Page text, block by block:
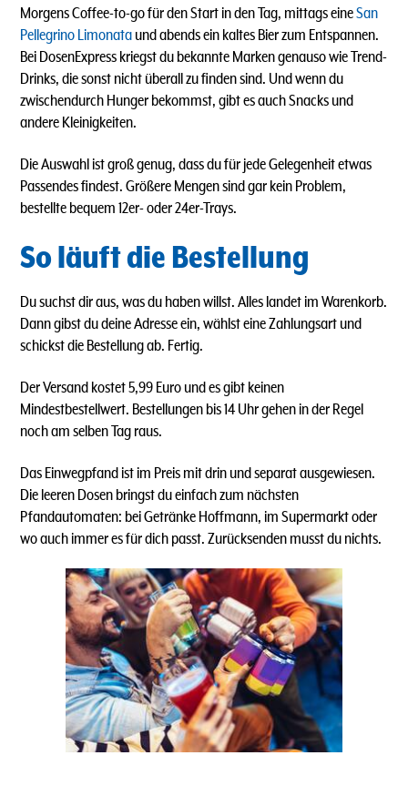
Morgens Coffee-to-go für den Start in den Tag, mittags eineSan
Pellegrino Limonata und abends ein kaltes Bier zum Entspannen.
Bei DosenExpress kriegst du bekannte Marken genauso wie Trend-
Drinks, die sonst nicht überall zu finden sind. Und wenn du
zwischendurch Hunger bekommst, gibt es auch Snacks und
andere Kleinigkeiten.
Die Auswahl ist groß genug, dass du für jede Gelegenheit etwas
Passendes findest. Größere Mengen sind gar kein Problem,
bestellte bequem 12er- oder 24er-Trays.
So läuft die Bestellung
Du suchst dir aus, was du haben willst. Alles landet im Warenkorb.
Dann gibst du deine Adresse ein, wählst eine Zahlungsart und
schickst die Bestellung ab. Fertig.
Der Versand kostet 5,99 Euro und es gibt keinen
Mindestbestellwert. Bestellungen bis 14 Uhr gehen in der Regel
noch am selben Tag raus.
Das Einwegpfand ist im Preis mit drin und separat ausgewiesen.
Die leeren Dosen bringst du einfach zum nächsten
Pfandautomaten: bei Getränke Hoffmann, im Supermarkt oder
wo auch immer es für dich passt. Zurücksenden musst du nichts.